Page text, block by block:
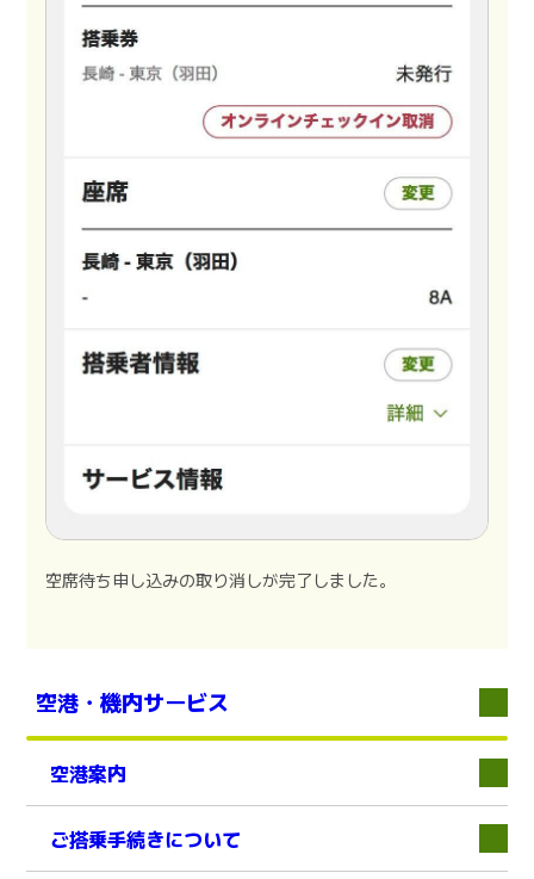
空席待ち申し込みの取り消しが完了しました。
空港・機内サービス
空港案内 下層
ご搭乗手続きについて 下層